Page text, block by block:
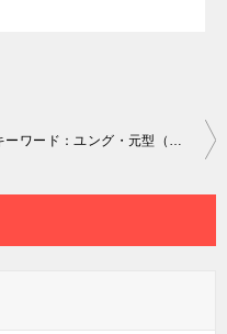
キーワード：ユング・元型（アーキタイプ）